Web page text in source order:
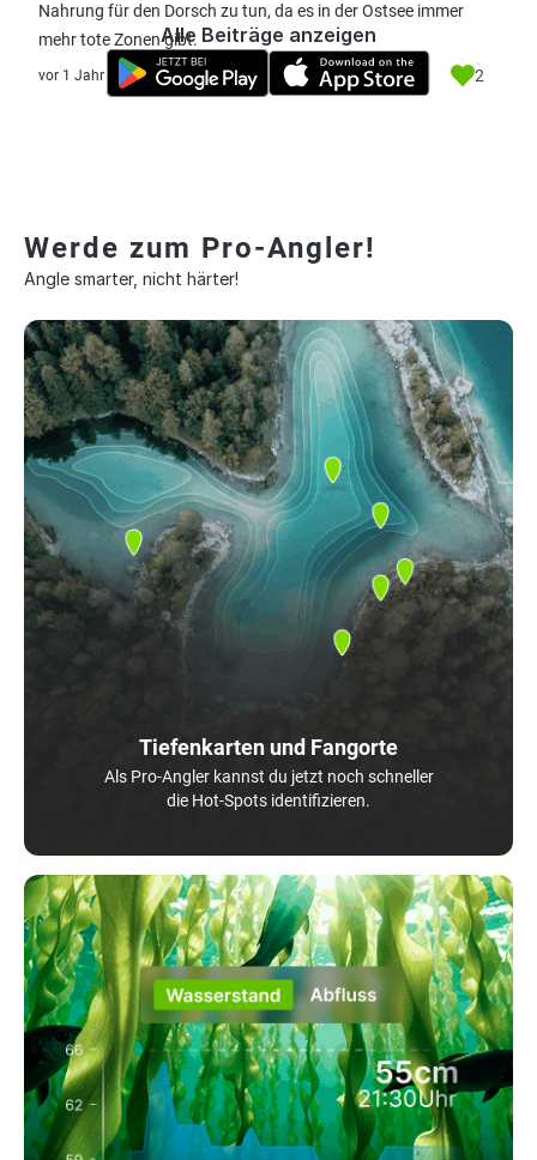
Nahrung für den Dorsch zu tun, da es in der Ostsee immer
mehr tote Zonen gibt.
vor 1 Jahr 2
Alle Beiträge anzeigen
Werde zum Pro-Angler!
Angle smarter, nicht härter!
Tiefenkarten und Fangorte
Als Pro-Angler kannst du jetzt noch schneller
die Hot-Spots identifizieren.